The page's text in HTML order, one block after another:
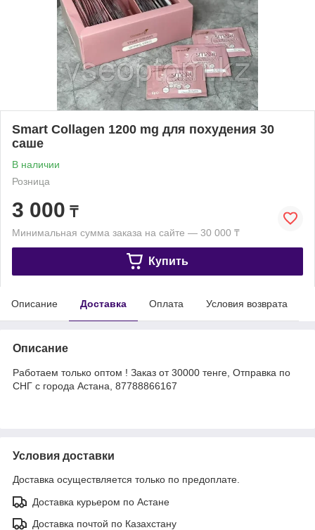
Smart Collagen 1200 mg для похудения 30
саше
В наличии
Розница
3 000 ₸
Минимальная сумма заказа на сайте — 30 000 ₸
Купить
Описание Доставка Оплата Условия возврата
Описание
Работаем только оптом ! Заказ от 30000 тенге, Отправка по
СНГ с города Астана, 87788866167
Условия доставки
Доставка осуществляется только по предоплате.
Доставка курьером по Астане
Доставка почтой по Казахстану